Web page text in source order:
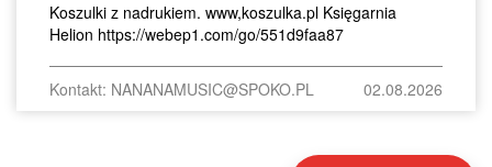
Koszulki z nadrukiem. www,koszulka.pl Księgarnia
Helion https://webep1.com/go/551d9faa87
Kontakt: NANANAMUSIC@SPOKO.PL 02.08.2026